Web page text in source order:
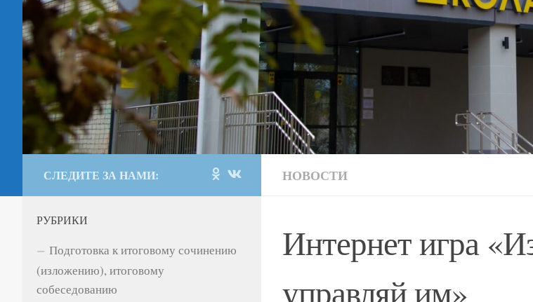
НОВОСТИ
Интернет игра
управляй им»
СЛЕДИТЕ ЗА НАМИ:
РУБРИКИ
Подготовка к итоговому сочинению
(изложению), итоговому
собеседованию